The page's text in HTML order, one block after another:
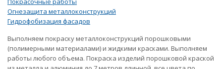
Огнезащита металлоконструкций
Гидрофобизация фасадов
Выполняем покраску металлоконструкций порошковыми
(полимерными материалами) и жидкими красками. Выполняем
работы любого объема. Покраска изделий порошковой краской